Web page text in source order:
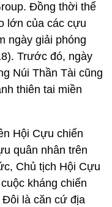
Đồng thời thể
lớn của các cựu
ngày giải phóng
Trước đó, ngày
Núi Thần Tài cũng
thiên tai miền
Hội Cựu chiến
quân nhân trên
Chủ tịch Hội Cựu
kháng chiến
Đôi là căn cứ địa